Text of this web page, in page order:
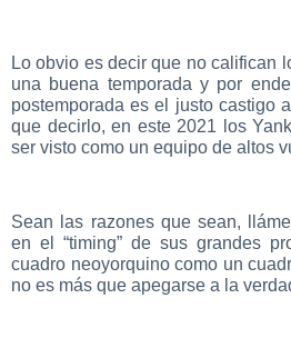
Lo obvio es decir que no califican
una buena temporada y por
postemporada es el justo castigo
que decirlo, en este 2021 los
ser visto como un equipo de altos
Sean las razones que sean,
en el “timing” de sus grandes
cuadro neoyorquino como un
no es más que apegarse a la